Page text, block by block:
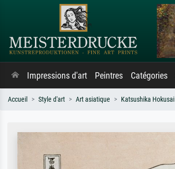
Impressions d'art Peintres Catégories
Accueil Style d'art Art asiatique Katsushika Hokusai